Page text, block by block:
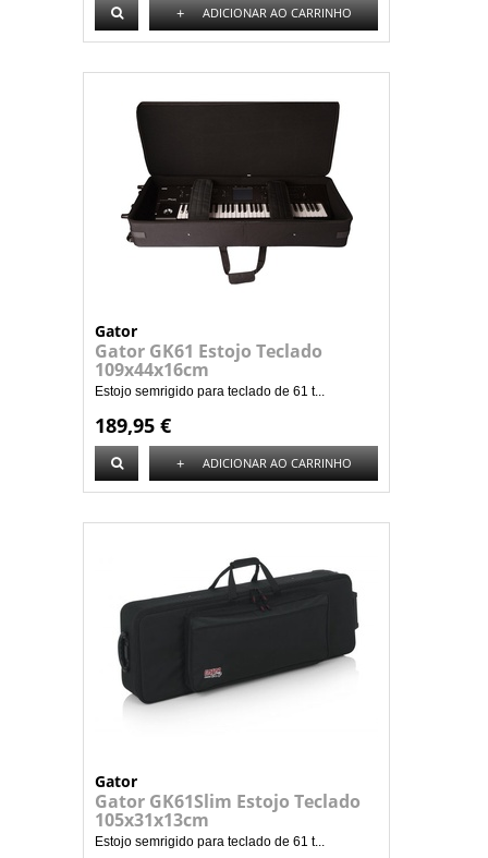
+ ADICIONAR AO CARRINHO
Gator
Gator GK61 Estojo Teclado
109x44x16cm
Estojo semrigido para teclado de 61 t...
189,95 €
+ ADICIONAR AO CARRINHO
Gator
Gator GK61Slim Estojo Teclado
105x31x13cm
Estojo semrigido para teclado de 61 t...